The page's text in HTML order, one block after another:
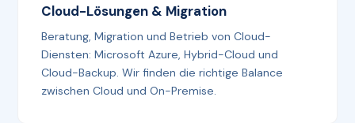
Cloud-Lösungen & Migration
Beratung, Migration und Betrieb von Cloud-
Diensten: Microsoft Azure, Hybrid-Cloud und
Cloud-Backup. Wir finden die richtige Balance
zwischen Cloud und On-Premise.